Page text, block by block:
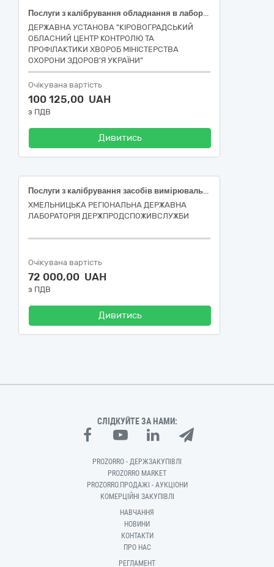
Послуги з калібрування обладнання в лабораторіях ДУ «Кіровоградський ОЦКПХ МОЗ», код ДК 021:2015-50430000-8 «Послуги з ремонтування і технічного обслуговування високоточного обладнання»
ДЕРЖАВНА УСТАНОВА "КІРОВОГРАДСЬКИЙ
ОБЛАСНИЙ ЦЕНТР КОНТРОЛЮ ТА
ПРОФІЛАКТИКИ ХВОРОБ МІНІСТЕРСТВА
ОХОРОНИ ЗДОРОВ'Я УКРАЇНИ"
Очікувана вартість
100 125,00 UAH
з ПДВ
Дивитись
Послуги з калібрування засобів вимірювальної техніки та випробувального обладнання
ХМЕЛЬНИЦЬКА РЕГІОНАЛЬНА ДЕРЖАВНА
ЛАБОРАТОРІЯ ДЕРЖПРОДСПОЖИВСЛУЖБИ
Очікувана вартість
72 000,00 UAH
з ПДВ
Дивитись
СЛІДКУЙТЕ ЗА НАМИ:
PROZORRO - ДЕРЖЗАКУПІВЛІ
PROZORRO MARKET
PROZORRO.ПРОДАЖІ - АУКЦІОНИ
КОМЕРЦІЙНІ ЗАКУПІВЛІ
НАВЧАННЯ
НОВИНИ
КОНТАКТИ
ПРО НАС
РЕГЛАМЕНТ